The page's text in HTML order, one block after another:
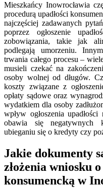
Mieszkańcy Inowrocławia
procedurą upadłości
najczęściej zadawanych
poprzez ogłoszenie
zobowiązania, takie jak
podlegają umorzeniu.
trwania całego procesu –
musieli czekać na
osoby wolnej od długów.
koszty związane z
opłaty sądowe oraz
wydatkiem dla osoby
wpływ ogłoszenia
obawia się negatywnych
ubieganiu się o kredyty czy
Jakie dokumenty
złożenia wniosku o
konsumencką w